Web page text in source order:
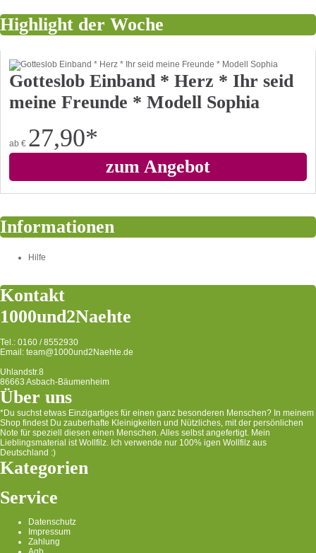
Highlight der Woche
Gotteslob Einband * Herz * Ihr seid
meine Freunde * Modell Sophia
ab € 27,90*
zum Angebot
Informationen
Hilfe
Kontakt
1000und2Naehte
Tel.: 0160 / 8552930
Email: team@1000und2Naehte.de
Uhlandstr.8
86663 Asbach-Bäumenheim
Über uns
*Du suchst etwas Einzigartiges für einen ganz besonderen Menschen? In meinem
Shop findest Du zauberhafte Kleinigkeiten und Nützliches, mit der persönlichen
Note für speziell diesen einen Menschen. Alles selbst angefertigt. Mein
Lieblingsmaterial ist Wollfilz. Ich verwende nur 100% igen Wollfilz aus
Deutschland :)
Kategorien
Service
Datenschutz
Impressum
Zahlung